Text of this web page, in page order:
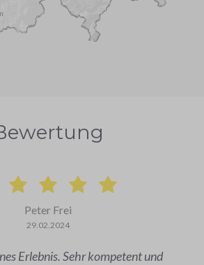
Peter Frei
29.02.2024
Erlebnis. Sehr kompetent und